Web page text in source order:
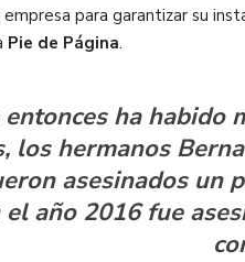
para garantizar su
Pie de Página.
entonces ha
los hermanos
asesinados un
año 2016 fue